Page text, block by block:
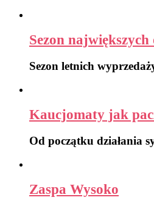
Sezon
Sezon letnich
Kaucjomaty jak
Od początku działania
Zaspa Wysoko